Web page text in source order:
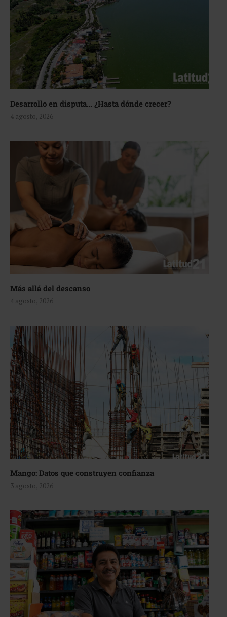
Desarrollo en disputa… ¿Hasta dónde crecer?
4 agosto, 2026
Más allá del descanso
4 agosto, 2026
Mango: Datos que construyen confianza
3 agosto, 2026